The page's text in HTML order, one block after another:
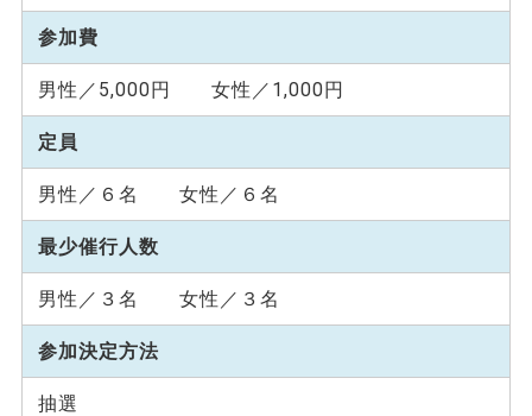
参加費
男性／5,000円 女性／1,000円
定員
男性／６名 女性／６名
最少催行人数
男性／３名 女性／３名
参加決定方法
抽選